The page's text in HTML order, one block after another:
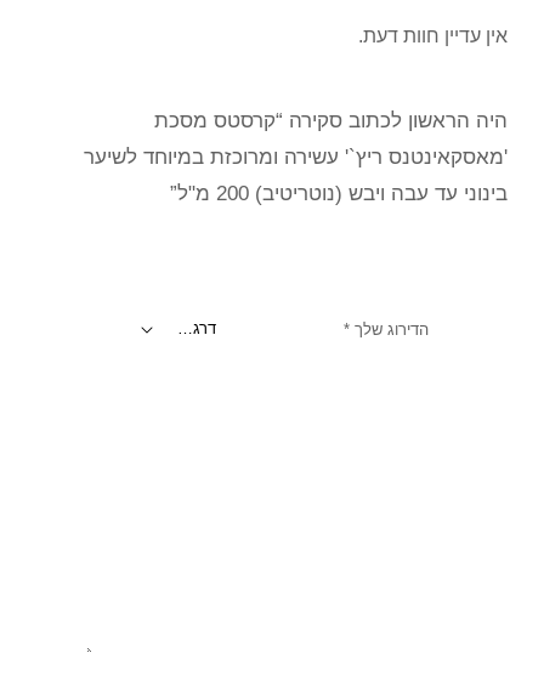
אין עדיין חוות דעת.
היה הראשון לכתוב סקירה “קרסטס מסכת
'מאסקאינטנס ריץ`' עשירה ומרוכזת במיוחד לשיער
בינוני עד עבה ויבש (נוטריטיב) 200 מ"ל”
הדירוג שלך *